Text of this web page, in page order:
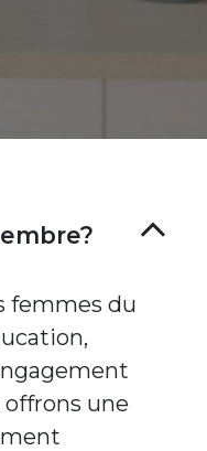
femmes du
une